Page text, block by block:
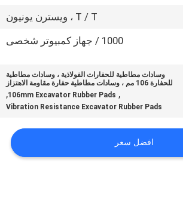
T / T ، ويسترن يونيون
1000 / جهاز كمبيوتر شخصى
وسادات مطاطية للحفارات الفولاذية ، وسادات مطاطية
للحفارة 106 مم ، وسادات مطاطية حفارة مقاومة الاهتزاز
,
106mm Excavator Rubber Pads
,
Vibration Resistance Excavator Rubber Pads
افضل سعر